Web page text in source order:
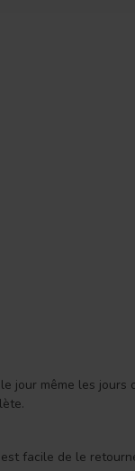
jour même les jours
facile de le